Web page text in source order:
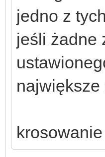
jedno z
jeśli żadne